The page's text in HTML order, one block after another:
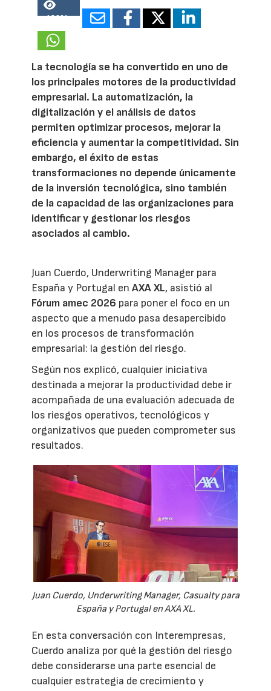
18601
La tecnología se ha convertido en uno de
los principales motores de la productividad
empresarial. La automatización, la
digitalización y el análisis de datos
permiten optimizar procesos, mejorar la
eficiencia y aumentar la competitividad. Sin
embargo, el éxito de estas
transformaciones no depende únicamente
de la inversión tecnológica, sino también
de la capacidad de las organizaciones para
identificar y gestionar los riesgos
asociados al cambio.
Juan Cuerdo, Underwriting Manager para
España y Portugal enAXA XL, asistió al
Fórum amec 2026 para poner el foco en un
aspecto que a menudo pasa desapercibido
en los procesos de transformación
empresarial: la gestión del riesgo.
Según nos explicó, cualquier iniciativa
destinada a mejorar la productividad debe ir
acompañada de una evaluación adecuada de
los riesgos operativos, tecnológicos y
organizativos que pueden comprometer sus
resultados.
Juan Cuerdo, Underwriting Manager, Casualty para
España y Portugal en AXA XL.
En esta conversación con Interempresas,
Cuerdo analiza por qué la gestión del riesgo
debe considerarse una parte esencial de
cualquier estrategia de crecimiento y